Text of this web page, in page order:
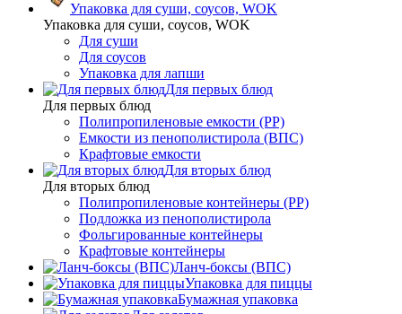
Упаковка для суши, соусов, WOK
Упаковка для суши, соусов, WOK
Для суши
Для соусов
Упаковка для лапши
Для первых блюд
Для первых блюд
Полипропиленовые емкости (PP)
Емкости из пенополистирола (ВПС)
Крафтовые емкости
Для вторых блюд
Для вторых блюд
Полипропиленовые контейнеры (PP)
Подложка из пенополистирола
Фольгированные контейнеры
Крафтовые контейнеры
Ланч-боксы (ВПС)
Упаковка для пиццы
Бумажная упаковка